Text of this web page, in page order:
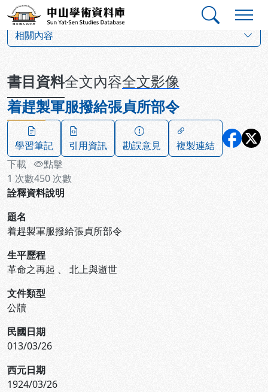
跳到主要內容
中山學術資料庫
相關內容
書目資料全文內容全文影像
着趕製軍服撥給張貞所部令
學習筆記 引用資訊 勘誤意見
複製連結
下載
1 次數
點擊
450 次數
詮釋資料說明
題名
着趕製軍服撥給張貞所部令
生平歷程
革命之再起 、 北上與逝世
文件類型
公牘
民國日期
013/03/26
西元日期
1924/03/26